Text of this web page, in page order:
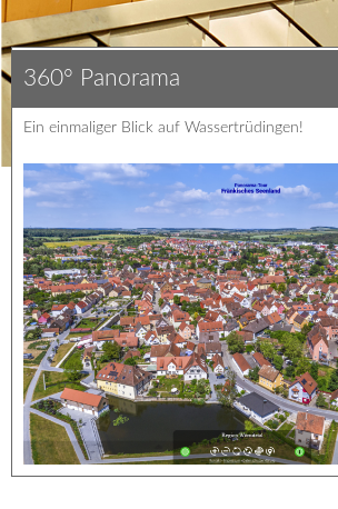
360° Panorama
Ein einmaliger Blick auf Wassertrüdingen!